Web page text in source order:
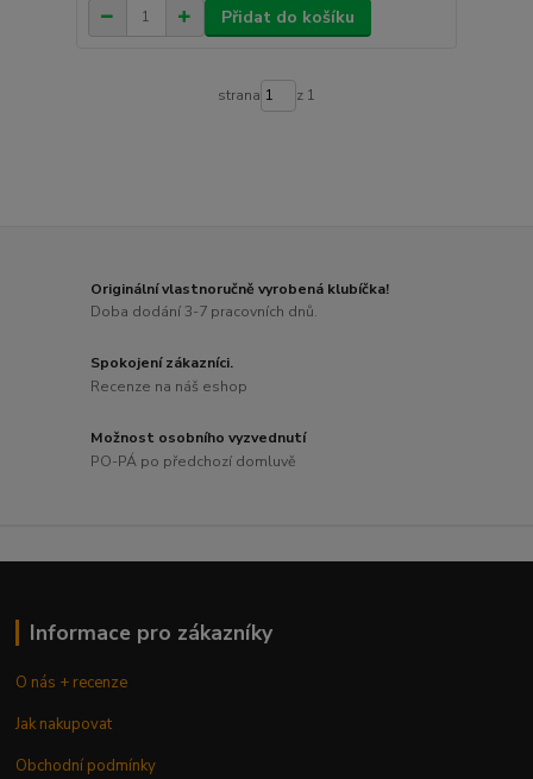
Přidat do košíku
strana z 1
Originální vlastnoručně vyrobená klubíčka!
Doba dodání 3-7 pracovních dnů.
Spokojení zákazníci.
Recenze na náš eshop
Možnost osobního vyzvednutí
PO-PÁ po předchozí domluvě
Informace pro zákazníky
O nás + recenze
Jak nakupovat
Obchodní podmínky